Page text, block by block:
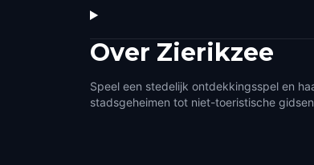
Over Zierikzee
Speel een stedelijk ontdekkingsspel en
stadsgeheimen tot niet-toeristische